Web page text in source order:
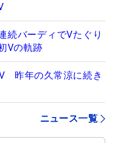
続バーディでVたぐり
Vの軌跡
昨年の久常涼に続き
ニュース一覧